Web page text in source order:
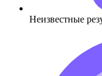
Неизвестные